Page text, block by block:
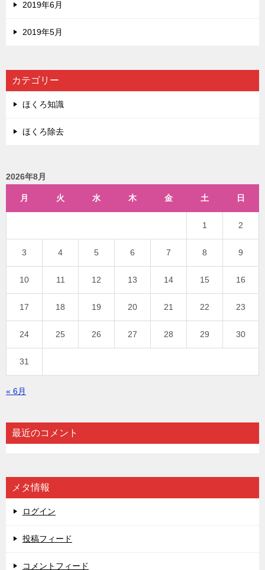
2019年6月
2019年5月
カテゴリー
ほくろ知識
ほくろ除去
2026年8月
月 火 水 木 金 土 日
1 2
3 4 5 6 7 8 9
10 11 12 13 14 15 16
17 18 19 20 21 22 23
24 25 26 27 28 29 30
31
« 6月
最近のコメント
メタ情報
ログイン
投稿フィード
コメントフィード